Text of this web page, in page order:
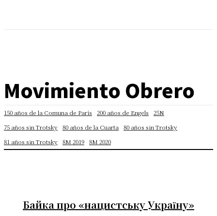
Movimiento Obrero
150 años de la Comuna de París 200 años de Engels
25N
75 años sin Trotsky 80 años de la Cuarta
80 años sin Trotsky
81 años sin Trotsky 8M 2019 8M 2020
Байка про «нацистську Україну»